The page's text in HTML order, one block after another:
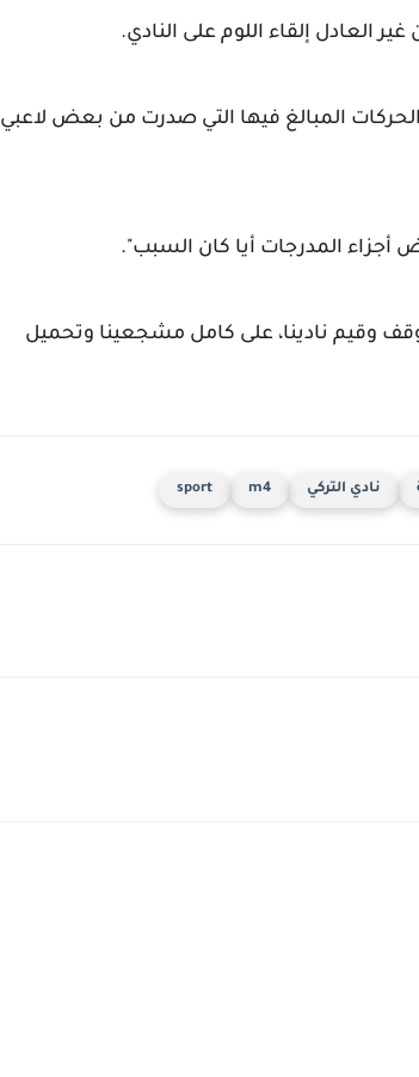
العادل إلقاء اللوم على النادي.
المبالغ فيها التي صدرت من بعض لاعبي
المدرجات أيا كان السبب".
وقيم نادينا، على كامل مشجعينا وتحميل
نادي التركي m4
sport